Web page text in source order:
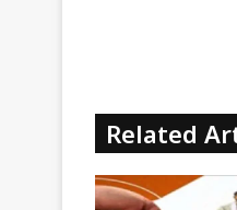
o
o
k
o
n
Related